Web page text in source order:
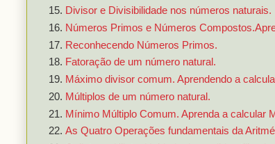
Divisor e Divisibilidade nos números naturais.
Números Primos e Números
Reconhecendo Números Primos.
Fatoração de um número natural.
Máximo divisor comum. Aprendendo a
Múltiplos de um número natural.
Mínimo Múltiplo Comum. Aprenda a calcular
As Quatro Operações fundamentais da